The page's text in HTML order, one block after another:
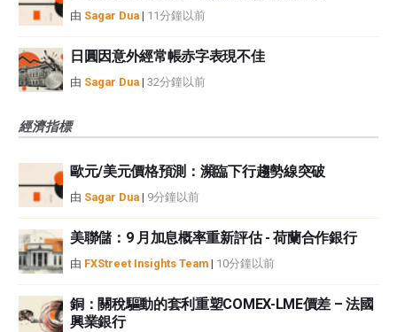
由 Sagar Dua | 11分鐘以前
日圓因意外經常帳赤字表現不佳
由 Sagar Dua | 32分鐘以前
經濟指標
歐元/美元價格預測：瀕臨下行趨勢線突破
由 Sagar Dua | 9分鐘以前
美聯儲：9 月加息概率重新評估 - 荷蘭合作銀行
由 FXStreet Insights Team | 10分鐘以前
銅：關稅驅動的套利重塑COMEX-LME價差 – 法國
興業銀行